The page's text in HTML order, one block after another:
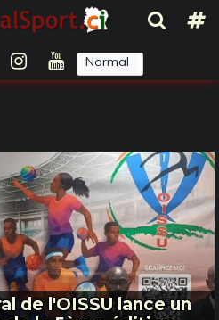
Normal
de l'OISSU lance un